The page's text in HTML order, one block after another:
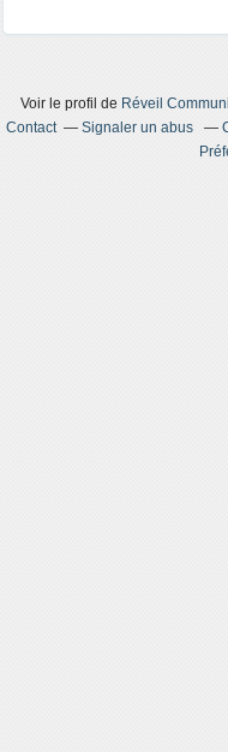
Voir le profil de Réveil
Contact
Signaler un abus